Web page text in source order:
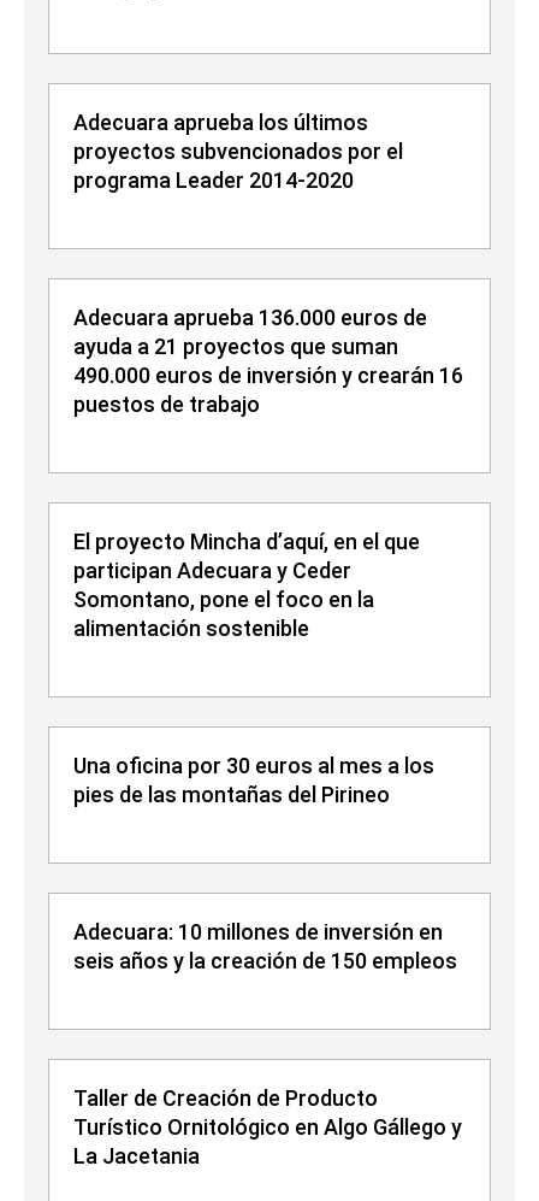
Adecuara aprueba los últimos
proyectos subvencionados por el
programa Leader 2014-2020
Adecuara aprueba 136.000 euros de
ayuda a 21 proyectos que suman
490.000 euros de inversión y crearán 16
puestos de trabajo
El proyecto Mincha d’aquí, en el que
participan Adecuara y Ceder
Somontano, pone el foco en la
alimentación sostenible
Una oficina por 30 euros al mes a los
pies de las montañas del Pirineo
Adecuara: 10 millones de inversión en
seis años y la creación de 150 empleos
Taller de Creación de Producto
Turístico Ornitológico en Algo Gállego y
La Jacetania